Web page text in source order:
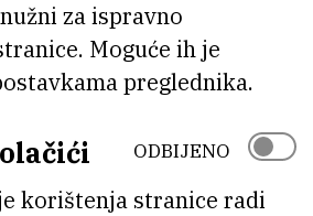
za ispravno
Moguće ih je
preglednika.
korištenja stranice radi
ODBIJENO